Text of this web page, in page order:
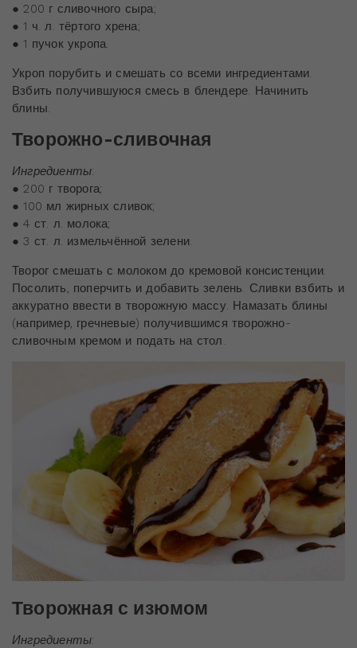
● 200 г сливочного сыра;
● 1 ч. л. тёртого хрена;
● 1 пучок укропа.
Укроп порубить и смешать со всеми ингредиентами.
Взбить получившуюся смесь в блендере. Начинить
блины.
Творожно-сливочная
Ингредиенты:
● 200 г творога;
● 100 мл жирных сливок;
● 4 ст. л. молока;
● 3 ст. л. измельчённой зелени.
Творог смешать с молоком до кремовой консистенции.
Посолить, поперчить и добавить зелень. Сливки взбить и
аккуратно ввести в творожную массу. Намазать блины
(например, гречневые) получившимся творожно-
сливочным кремом и подать на стол.
Творожная с изюмом
Ингредиенты: